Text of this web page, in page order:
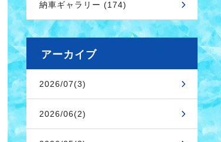
納車ギャラリー (174)
アーカイブ
2026/07(3)
2026/06(2)